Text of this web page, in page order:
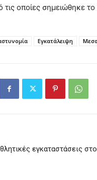
οποίες σημειώθηκε το
Εγκατάλειψη
εγκαταστάσεις στο